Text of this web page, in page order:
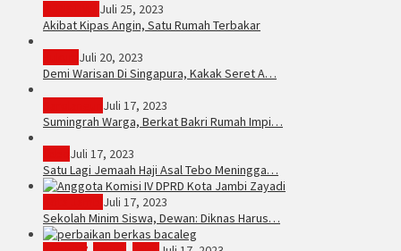
Juli 25, 2023
Akibat Kipas Angin, Satu Rumah Terbakar
Juli 20, 2023
Demi Warisan Di Singapura, Kakak Seret A…
Juli 17, 2023
Sumingrah Warga, Berkat Bakri Rumah Impi…
Juli 17, 2023
Satu Lagi Jemaah Haji Asal Tebo Meningga…
Juli 17, 2023
Sekolah Minim Siswa, Dewan: Diknas Harus…